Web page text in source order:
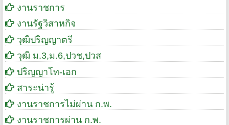
งานราชการ
งานรัฐวิสาหกิจ
วุฒิปริญญาตรี
วุฒิ ม.3,ม.6,ปวช,ปวส
ปริญญาโท-เอก
สาระน่ารู้
งานราชการไม่ผ่าน ก.พ.
งานราชการผ่าน ก.พ.